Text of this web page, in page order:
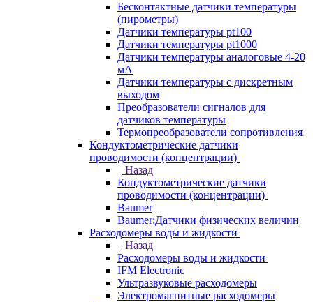
Бесконтактные датчики температуры
(пирометры)
Датчики температуры pt100
Датчики температуры pt1000
Датчики температуры аналоговые 4-20
мА
Датчики температуры с дискретным
выходом
Преобразователи сигналов для
датчиков температуры
Термопреобразователи сопротивления
Кондуктометрические датчики
проводимости (концентрации)
Назад
Кондуктометрические датчики
проводимости (концентрации)
Baumer
Baumer;Датчики физических величин
Расходомеры воды и жидкости
Назад
Расходомеры воды и жидкости
IFM Electronic
Ультразвуковые расходомеры
Электромагнитные расходомеры